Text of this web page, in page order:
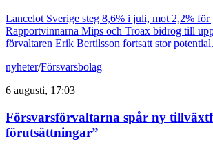
Lancelot Sverige steg 8,6% i juli, mot 2,2% för
Rapportvinnarna Mips och Troax bidrog till
förvaltaren Erik Bertilsson fortsatt stor potential.
nyheter/Försvarsbolag
6 augusti, 17:03
Försvarsförvaltarna spår ny
förutsättningar”